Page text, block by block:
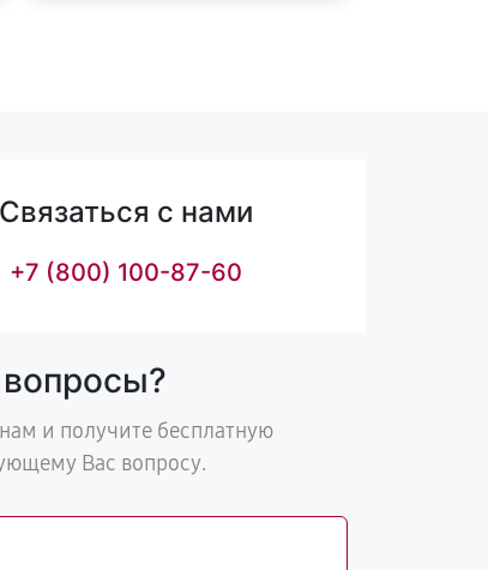
Связаться с нами
+7 (800) 100-87-60
и получите бесплатную
Вас вопросу.